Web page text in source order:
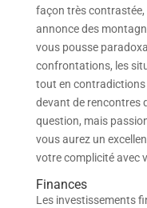
façon très
annonce des
vous pousse
confrontations, les
tout en contradictions
devant de rencontres
question, mais
vous aurez un
votre complicité avec
Finances
Les investissements